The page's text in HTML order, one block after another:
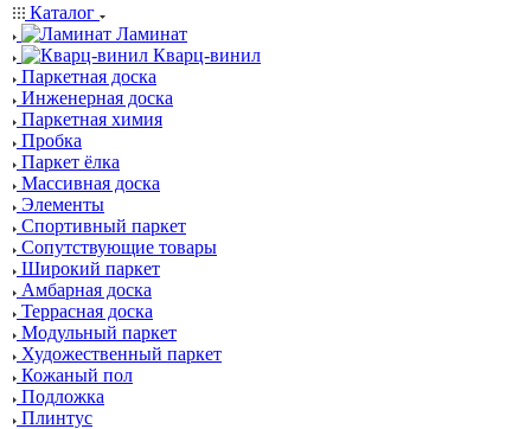
Каталог
Ламинат
Кварц-винил
Паркетная доска
Инженерная доска
Паркетная химия
Пробка
Паркет ёлка
Массивная доска
Элементы
Спортивный паркет
Сопутствующие товары
Широкий паркет
Амбарная доска
Террасная доска
Модульный паркет
Художественный паркет
Кожаный пол
Подложка
Плинтус